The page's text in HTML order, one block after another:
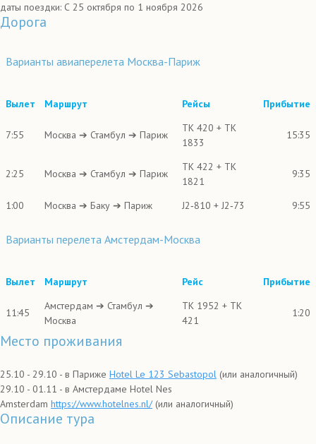
даты поездки: С 25 октября по 1 ноября 2026
Дорога
Варианты авиаперелета Москва-Париж
Вылет Маршрут Рейсы Прибытие
7:55 Москва ➔ Стамбул ➔ Париж
TK 420 + TK
1833
15:35
2:25 Москва ➔ Стамбул ➔ Париж
TK 422 + TK
1821
9:35
1:00 Москва ➔ Баку ➔ Париж J2‑810 + J2‑73 9:55
Варианты перелета Амстердам-Москва
Вылет Маршрут Рейс Прибытие
11:45
Амстердам ➔ Стамбул ➔
Москва
TK 1952 + TK
421
1:20
Место проживания
25.10 - 29.10 - в Париже Hotel Le 123 Sebastopol (или аналогичный)
29.10 - 01.11 - в Амстердаме Hotel Nes
Amsterdam https://www.hotelnes.nl/(или аналогичный)
Описание тура